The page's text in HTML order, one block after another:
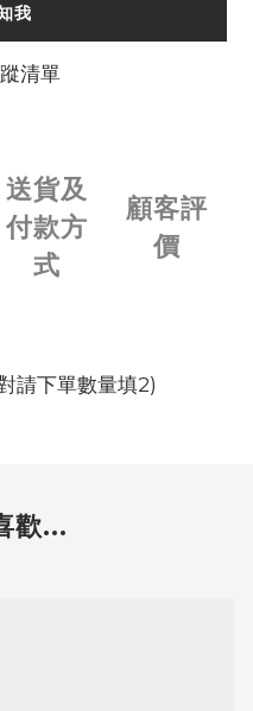
我
清單
送貨及
付款方
式
顧客評
價
請下單數量填2)
歡...